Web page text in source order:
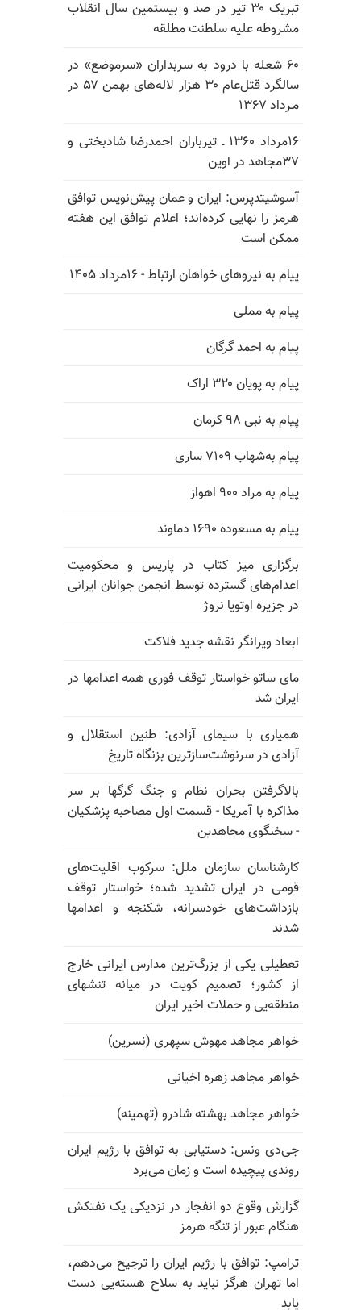
تبریک ۳۰ تیر در صد و بیستمین سال انقلاب
مشروطه علیه سلطنت مطلقه
۶۰ شعله با درود به سربداران «سرموضع» در
سالگرد قتل‌عام ۳۰ هزار لاله‌های بهمن ۵۷ در
مـرداد ۱۳۶۷
۱۶مرداد ۱۳۶۰ ـ تیرباران احمدرضا شادبختی و
۳۷مجاهد در اوین
آسوشیتدپرس: ایران و عمان پیش‌نویس توافق
هرمز را نهایی کرده‌اند؛ اعلام توافق این هفته
ممکن است
پیام به نیروهای خواهان ارتباط - ۱۶مرداد ۱۴۰۵
پیام به مملی
پیام به احمد گرگان
پیام به پویان ۳۲۰ اراک
پیام به نبی ۹۸ کرمان
پیام به‌شهاب ۷۱۰۹ ساری
پیام به مراد ۹۰۰ اهواز
پیام به مسعوده ۱۶۹۰ دماوند
برگزاری میز کتاب در پاریس و محکومیت
اعدام‌های گسترده توسط انجمن جوانان ایرانی
در جزیره اوتویا نروژ
ابعاد ویرانگر نقشه جدید فلاکت
مای ساتو خواستار توقف فوری همه اعدامها در
ایران شد
همیاری با سیمای آزادی: طنین استقلال و
آزادی در سرنوشت‌سازترین بزنگاه تاریخ
بالا‌گرفتن بحران نظام و جنگ گرگها بر سر
مذاکره با آمریکا - قسمت اول مصاحبه پزشکیان
- سخنگوی مجاهدین
کارشناسان سازمان ملل: سرکوب اقلیت‌های
قومی در ایران تشدید شده؛ خواستار توقف
بازداشت‌های خودسرانه، شکنجه و اعدامها
شدند
تعطیلی یکی از بزرگ‌ترین مدارس ایرانی خارج
از کشور؛ تصمیم کویت در میانه تنشهای
منطقه‌یی و حملات اخیر ایران
خواهر مجاهد مهوش سپهری (نسرین)
خواهر مجاهد زهره اخیانی
خواهر مجاهد بهشته شادرو (تهمینه)
جی‌دی ونس: دستیابی به توافق با رژیم ایران
روندی پیچیده است و زمان می‌برد
گزارش وقوع دو انفجار در نزدیکی یک نفتکش
هنگام عبور از تنگه هرمز
ترامپ: توافق با رژیم ایران را ترجیح می‌دهم،
اما تهران هرگز نباید به سلاح هسته‌یی دست
یابد